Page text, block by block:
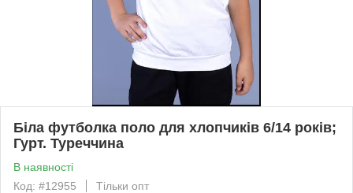
Біла футболка поло для хлопчиків 6/14 років;
Гурт. Туреччина
В наявності
Код: #12955
Тільки опт